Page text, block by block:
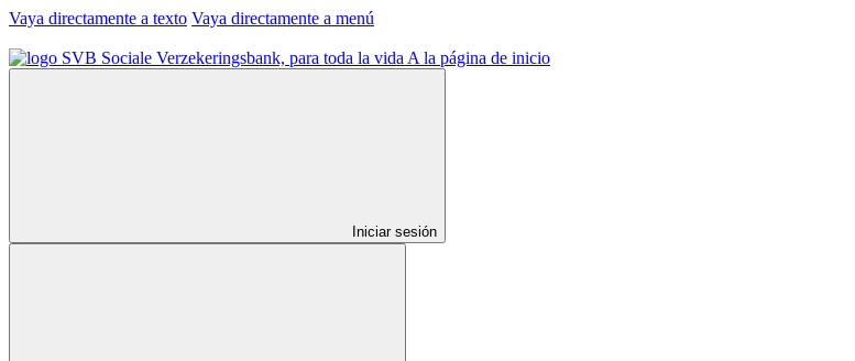
Vaya directamente a texto Vaya directamente a menú
A la página de inicio
Iniciar sesión